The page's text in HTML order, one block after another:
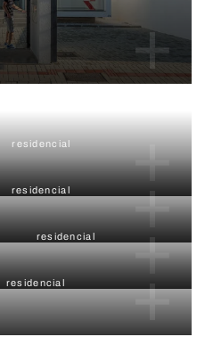
+
residencial +
residencial +
residencial +
residencial +